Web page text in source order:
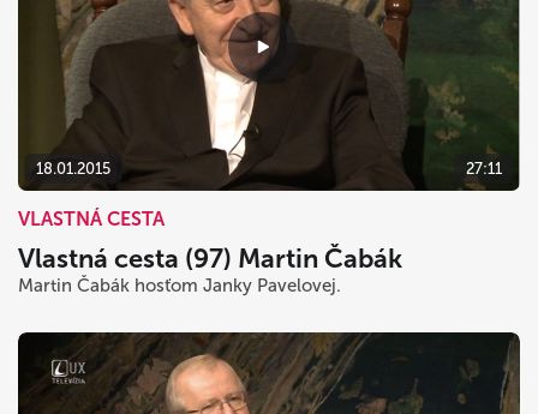
18.01.2015 27:11
VLASTNÁ CESTA
Vlastná cesta (97) Martin Čabák
Martin Čabák hosťom Janky Pavelovej.